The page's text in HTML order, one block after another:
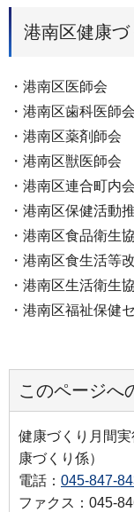
港南区健康
・港南区医師会
・港南区歯科医師会
・港南区薬剤師会
・港南区獣医師会
・港南区連合町内
・港南区保健活動
・港南区食品衛生
・港南区食生活等
・港南区生活衛生
・港南区福祉保健
このページへ
健康づくり月間
康づくり係）
電話： 045-847-
ファクス：045-